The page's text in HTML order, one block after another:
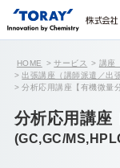
HOME サービス
講座
出張講座（講師派遣／出
分析応用講座【有機微量
分析応用講座
(GC,GC/